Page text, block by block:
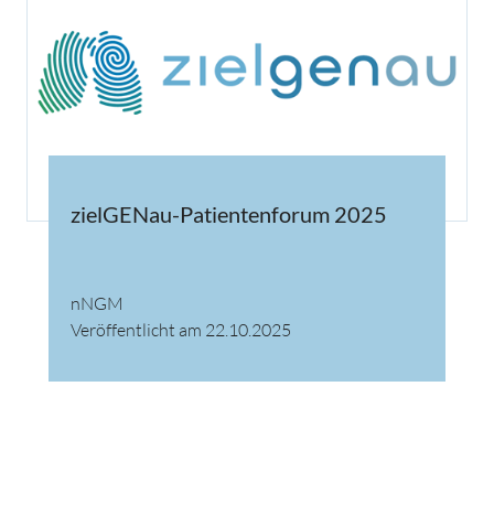
zielGENau-Patientenforum 2025
nNGM
Veröffentlicht am 22.10.2025